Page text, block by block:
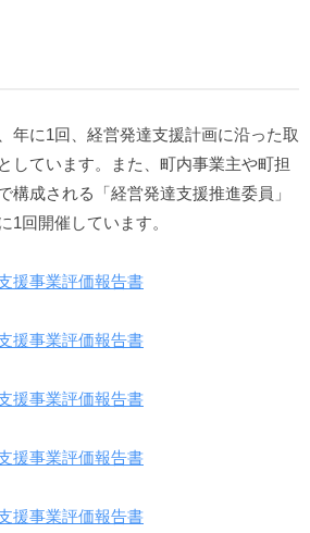
年に1回、経営発達支援計画に沿った取
しています。また、町内事業主や町担
構成される「経営発達支援推進委員」
1回開催しています。
援事業評価報告書
援事業評価報告書
援事業評価報告書
援事業評価報告書
援事業評価報告書